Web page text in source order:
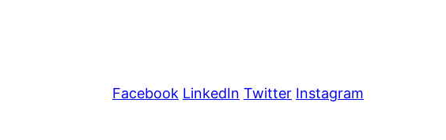
Facebook LinkedIn Twitter Instagram